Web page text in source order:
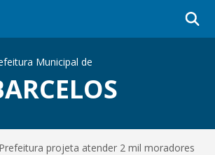
Municipal de
Prefeitura projeta atender 2 mil moradores